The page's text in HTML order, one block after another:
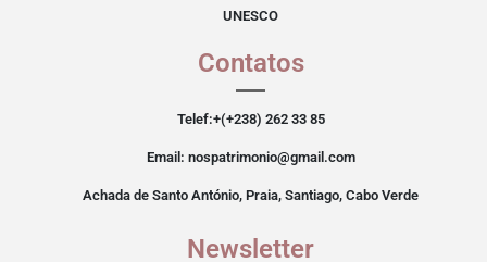
UNESCO
Contatos
Telef:+(+238) 262 33 85
Email: nospatrimonio@gmail.com
Achada de Santo António, Praia, Santiago, Cabo Verde
Newsletter